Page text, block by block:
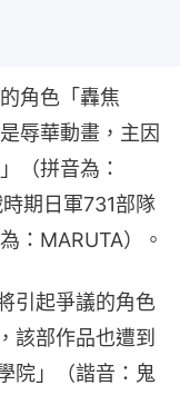
角色「轟焦
辱華動畫，主因
（拼音為：
期日軍731部隊
：MARUTA）。
引起爭議的角色
該部作品也遭到
院」（諧音：鬼